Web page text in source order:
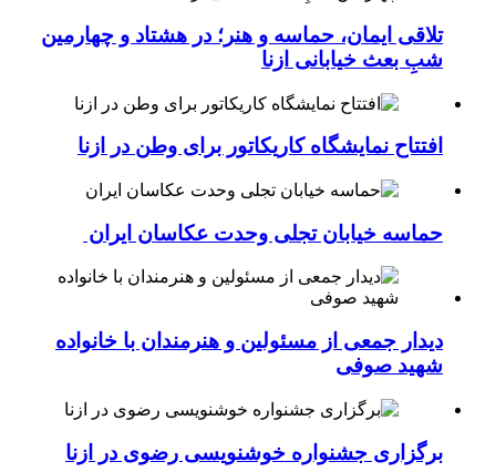
تلاقی ایمان، حماسه و هنر؛ در هشتاد و چهارمین
شبِ بعث خیابانی ازنا
افتتاح نمایشگاه کاریکاتور برای وطن در ازنا
حماسه خیابان تجلی وحدت عکاسان ایران
دیدار جمعی از مسئولین و هنرمندان با خانواده
شهید صوفی
برگزاری جشنواره خوشنویسی رضوی در ازنا